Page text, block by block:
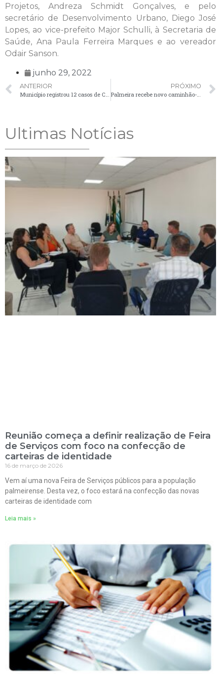
Projetos, Andreza Schmidt Gonçalves, e pelo
secretário de Desenvolvimento Urbano, Diego José
Lopes, ao vice-prefeito Major Schulli, à Secretaria de
Saúde, Ana Paula Ferreira Marques e ao vereador
Odair Sanson.
junho 29, 2022
ANTERIOR
PRÓXIMO
Palmeira recebe novo caminhão-pipa em convênio com Estado
Ultimas Notícias
Reunião começa a definir realização de Feira
de Serviços com foco na confecção de
carteiras de identidade
16 de março de 2026
Vem aí uma nova Feira de Serviços públicos para a população
palmeirense. Desta vez, o foco estará na confecção das novas
carteiras de identidade com
Leia mais »